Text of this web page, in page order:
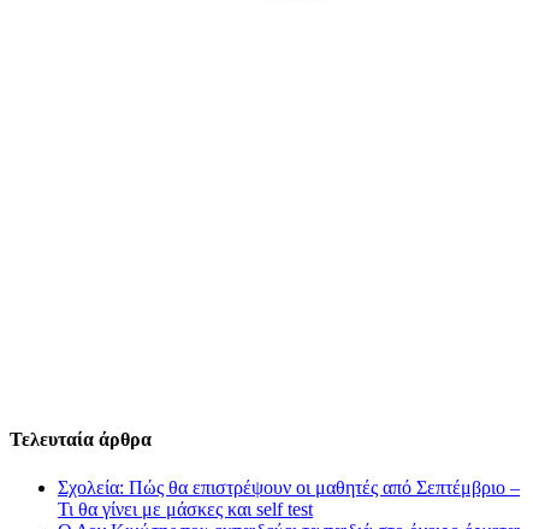
Τελευταία άρθρα
Σχολεία: Πώς θα επιστρέψουν οι μαθητές από Σεπτέμβριο –
Τι θα γίνει με μάσκες και self test